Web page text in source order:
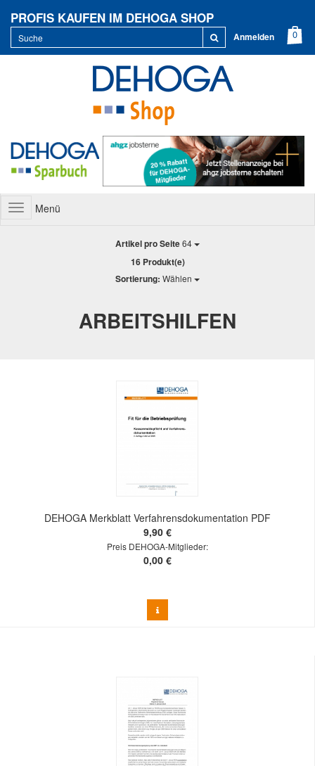
PROFIS KAUFEN IM DEHOGA SHOP
Anmelden
ToggleMenü
Artikel pro Seite64
16 Produkt(e)
Sortierung: Wählen
ARBEITSHILFEN
DEHOGA Merkblatt Verfahrensdokumentation PDF
9,90 €
Preis DEHOGA-Mitglieder:
0,00 €